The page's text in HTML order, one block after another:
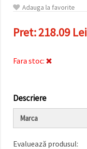
cookie -uri
pe butonul
"Salvați"
Аcceptati
Setări
Adauga la favorite
Pret:218.09 Lei
Fara stoc:
Descriere
Marca
Evaluează produsul: